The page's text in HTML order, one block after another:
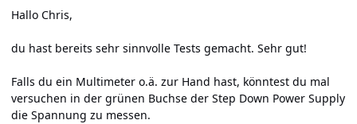
Hallo Chris,
du hast bereits sehr sinnvolle Tests gemacht. Sehr gut!
Falls du ein Multimeter o.ä. zur Hand hast, könntest du mal
versuchen in der grünen Buchse der Step Down Power Supply
die Spannung zu messen.